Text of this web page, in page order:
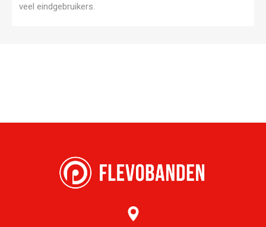
veel eindgebruikers.